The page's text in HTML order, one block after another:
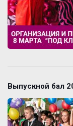
Выпускной бал